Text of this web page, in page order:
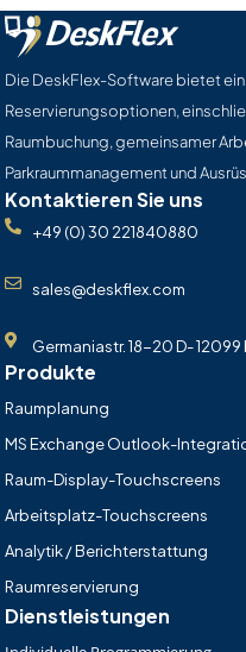
Die DeskFlex-Software bietet
Reservierungsoptionen,
Raumbuchung, gemeinsamer
Parkraummanagement und
Kontaktieren Sie uns
+49 (0) 30 221840880
sales@deskflex.com
Germaniastr. 18-20 D-
Produkte
Raumplanung
MS Exchange Outlook-
Raum-Display-Touchscreens
Arbeitsplatz-Touchscreens
Analytik / Berichterstattung
Raumreservierung
Dienstleistungen